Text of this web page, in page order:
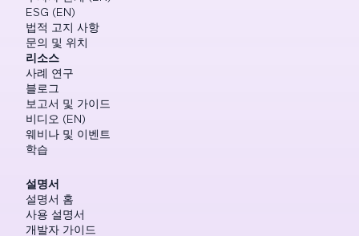
ESG (EN)
법적 고지 사항
문의 및 위치
리소스
사례 연구
블로그
보고서 및 가이드
비디오 (EN)
웨비나 및 이벤트
학습
설명서
설명서 홈
사용 설명서
개발자 가이드